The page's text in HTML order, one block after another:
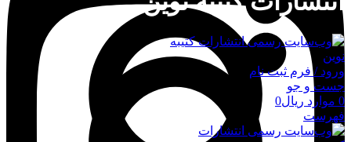
ورود / فرم ثبت نام
جست و جو
0 موارد ریال0
فهرست